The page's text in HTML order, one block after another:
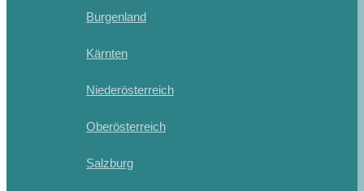
Burgenland
Kärnten
Niederösterreich
Oberösterreich
Salzburg